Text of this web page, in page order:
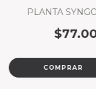
PLANTA